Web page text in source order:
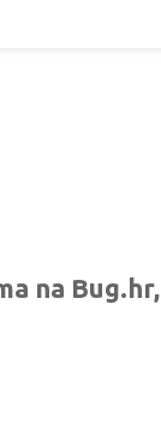
na Bug.hr,